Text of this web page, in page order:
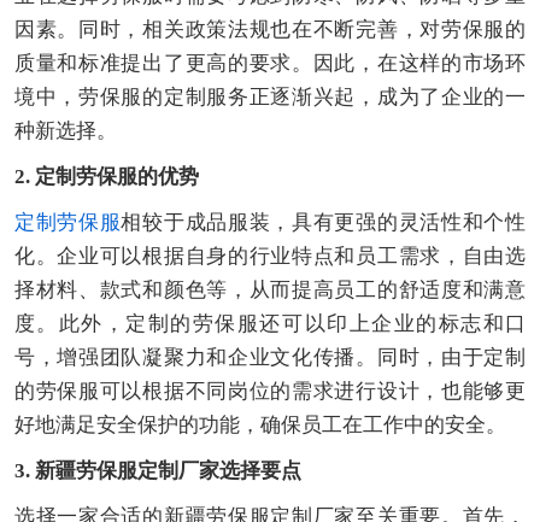
因素。同时，相关政策法规也在不断完善，对劳保服的
质量和标准提出了更高的要求。因此，在这样的市场环
境中，劳保服的定制服务正逐渐兴起，成为了企业的一
种新选择。
2. 定制劳保服的优势
定制劳保服相较于成品服装，具有更强的灵活性和个性
化。企业可以根据自身的行业特点和员工需求，自由选
择材料、款式和颜色等，从而提高员工的舒适度和满意
度。此外，定制的劳保服还可以印上企业的标志和口
号，增强团队凝聚力和企业文化传播。同时，由于定制
的劳保服可以根据不同岗位的需求进行设计，也能够更
好地满足安全保护的功能，确保员工在工作中的安全。
3. 新疆劳保服定制厂家选择要点
选择一家合适的新疆劳保服定制厂家至关重要。首先，